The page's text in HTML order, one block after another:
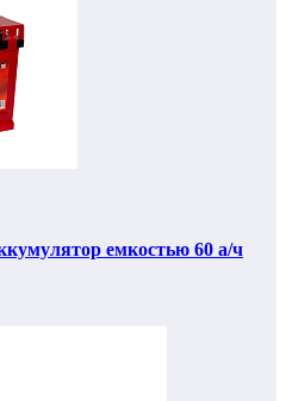
емкостью 60 а/ч